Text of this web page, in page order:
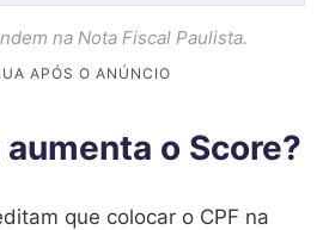
na Nota Fiscal Paulista.
aumenta o Score?
que colocar o CPF na